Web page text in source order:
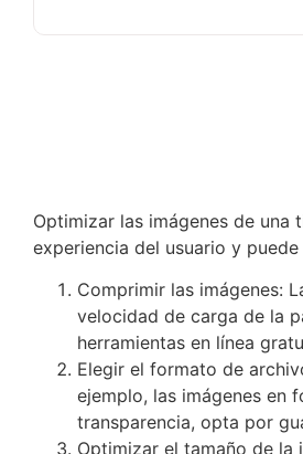
Optimizar las imágenes de
experiencia del usuario y
Comprimir las imágenes:
velocidad de carga de la
herramientas en línea
Elegir el formato de
ejemplo, las imágenes en
transparencia, opta por
Optimizar el tamaño de la